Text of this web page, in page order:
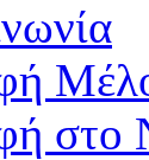
στο